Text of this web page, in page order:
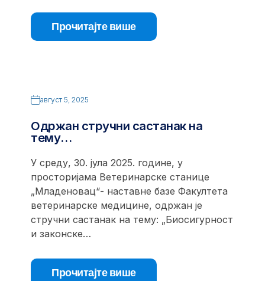
Прочитајте више
август 5, 2025
Одржан стручни састанак на
тему…
У среду, 30. јула 2025. године, у
просторијама Ветеринарске станице
„Младеновац“- наставне базе Факултета
ветеринарске медицине, одржан је
стручни састанак на тему: „Биосигурност
и законске…
Прочитајте више